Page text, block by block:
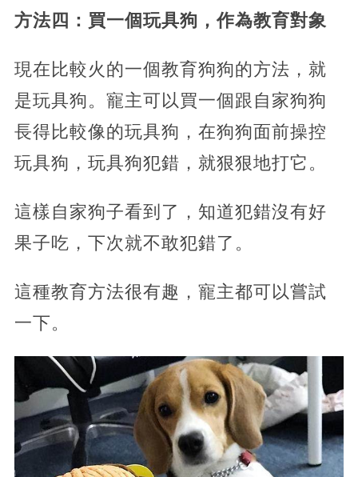
方法四：買一個玩具狗，作為教育對象
現在比較火的一個教育狗狗的方法，就
是玩具狗。寵主可以買一個跟自家狗狗
長得比較像的玩具狗，在狗狗面前操控
玩具狗，玩具狗犯錯，就狠狠地打它。
這樣自家狗子看到了，知道犯錯沒有好
果子吃，下次就不敢犯錯了。
這種教育方法很有趣，寵主都可以嘗試
一下。